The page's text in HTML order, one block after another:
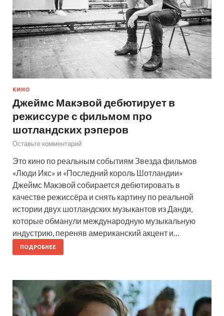
КИНО
Джеймс Макэвой дебютирует в
режиссуре с фильмом про
шотландских рэперов
Оставьте комментарий
Это кино по реальным событиям Звезда фильмов
«Люди Икс» и «Последний король Шотландии»
Джеймс Макэвой собирается дебютировать в
качестве режиссёра и снять картину по реальной
истории двух шотландских музыкантов из Данди,
которые обманули международную музыкальную
индустрию, переняв американский акцент и…
ПОДРОБНЕЕ